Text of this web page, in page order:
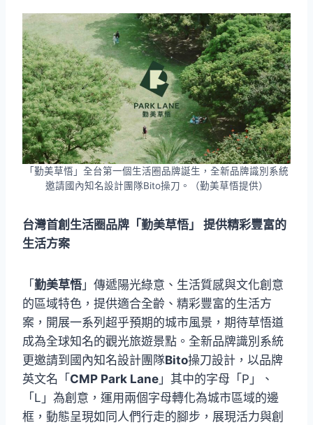
「勤美草悟」全台第一個生活圈品牌誕生，全新品牌識別系統
邀請國內知名設計團隊Bito操刀。（勤美草悟提供）
台灣首創生活圈品牌「勤美草悟」 提供精彩豐富的
生活方案
「 勤美草悟 」傳遞陽光綠意、生活質感與文化創意
的區域特色，提供適合全齡、精彩豐富的生活方
案，開展一系列超乎預期的城市風景，期待草悟道
成為全球知名的觀光旅遊景點。全新品牌識別系統
更邀請到國內知名設計團隊Bito操刀設計，以品牌
英文名「 CMP Park Lane 」其中的字母「P」、
「L」為創意，運用兩個字母轉化為城市區域的邊
框，動態呈現如同人們行走的腳步，展現活力與創